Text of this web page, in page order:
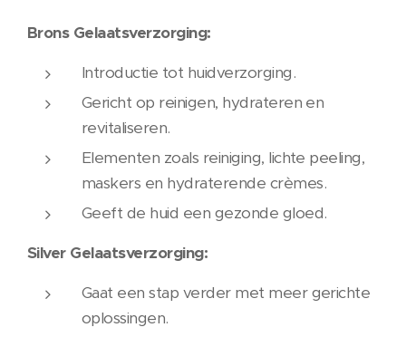
Brons Gelaatsverzorging:
Introductie tot huidverzorging.
Gericht op reinigen, hydrateren en
revitaliseren.
Elementen zoals reiniging, lichte peeling,
maskers en hydraterende crèmes.
Geeft de huid een gezonde gloed.
Silver Gelaatsverzorging:
Gaat een stap verder met meer gerichte
oplossingen.